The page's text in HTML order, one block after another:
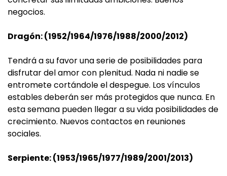
negocios.
Dragón: (1952/1964/1976/1988/2000/2012)
Tendrá a su favor una serie de posibilidades para
disfrutar del amor con plenitud. Nada ni nadie se
entromete cortándole el despegue. Los vínculos
estables deberán ser más protegidos que nunca. En
esta semana pueden llegar a su vida posibilidades de
crecimiento. Nuevos contactos en reuniones
sociales.
Serpiente: (1953/1965/1977/1989/2001/2013)